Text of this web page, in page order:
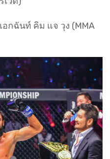
กฉันท์ คิม แจ วุง (MMA